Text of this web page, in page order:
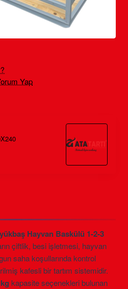
Yap
Hayvan Baskülü 1-2-3
çiftlik, besi işletmesi, hayvan
saha koşullarında kontrol
kafesli bir tartım sistemidir.
kapasite seçenekleri bulunan